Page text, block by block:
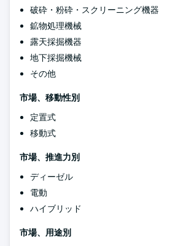
破砕・粉砕・スクリーニング機器
鉱物処理機械
露天採掘機器
地下採掘機械
その他
市場、移動性別
定置式
移動式
市場、推進力別
ディーゼル
電動
ハイブリッド
市場、用途別